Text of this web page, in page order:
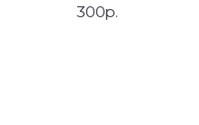
300р.